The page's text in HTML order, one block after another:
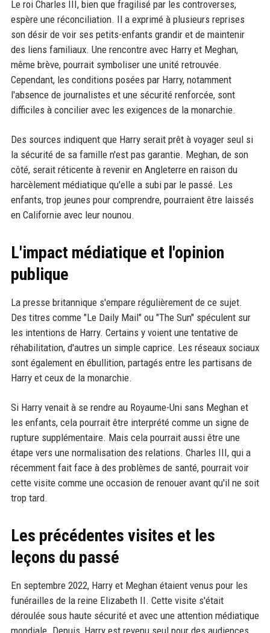
Le roi Charles III, bien que fragilisé par les controverses,
espère une réconciliation. Il a exprimé à plusieurs reprises
son désir de voir ses petits-enfants grandir et de maintenir
des liens familiaux. Une rencontre avec Harry et Meghan,
même brève, pourrait symboliser une unité retrouvée.
Cependant, les conditions posées par Harry, notamment
l'absence de journalistes et une sécurité renforcée, sont
difficiles à concilier avec les exigences de la monarchie.
Des sources indiquent que Harry serait prêt à voyager seul si
la sécurité de sa famille n'est pas garantie. Meghan, de son
côté, serait réticente à revenir en Angleterre en raison du
harcèlement médiatique qu'elle a subi par le passé. Les
enfants, trop jeunes pour comprendre, pourraient être laissés
en Californie avec leur nounou.
L'impact médiatique et l'opinion
publique
La presse britannique s'empare régulièrement de ce sujet.
Des titres comme "Le Daily Mail" ou "The Sun" spéculent sur
les intentions de Harry. Certains y voient une tentative de
réhabilitation, d'autres un simple caprice. Les réseaux sociaux
sont également en ébullition, partagés entre les partisans de
Harry et ceux de la monarchie.
Si Harry venait à se rendre au Royaume-Uni sans Meghan et
les enfants, cela pourrait être interprété comme un signe de
rupture supplémentaire. Mais cela pourrait aussi être une
étape vers une normalisation des relations. Charles III, qui a
récemment fait face à des problèmes de santé, pourrait voir
cette visite comme une occasion de renouer avant qu'il ne soit
trop tard.
Les précédentes visites et les
leçons du passé
En septembre 2022, Harry et Meghan étaient venus pour les
funérailles de la reine Elizabeth II. Cette visite s'était
déroulée sous haute sécurité et avec une attention médiatique